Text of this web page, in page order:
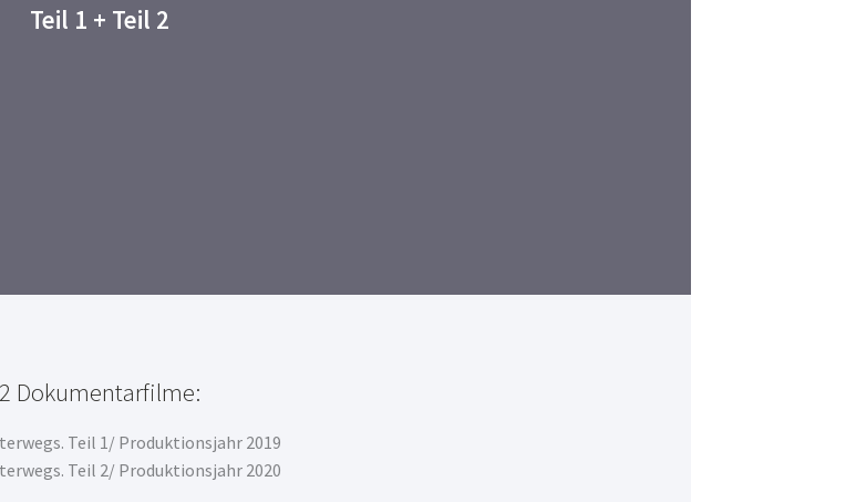
Teil 1 + Teil 2
Dokumentarfilme:
Teil 1/ Produktionsjahr 2019
Teil 2/ Produktionsjahr 2020